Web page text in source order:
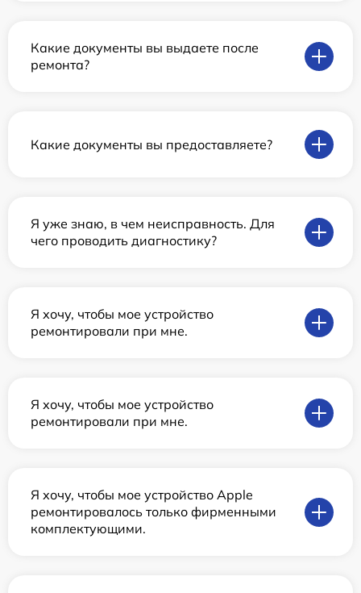
Какие документы вы выдаете после
ремонта?
Какие документы вы предоставляете?
Я уже знаю, в чем неисправность. Для
чего проводить диагностику?
Я хочу, чтобы мое устройство
ремонтировали при мне.
Я хочу, чтобы мое устройство
ремонтировали при мне.
Я хочу, чтобы мое устройство Apple
ремонтировалось только фирменными
комплектующими.